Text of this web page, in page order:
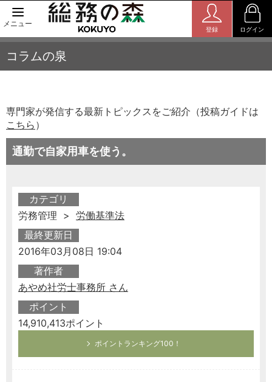
メニュー
登録 ログイン
コラムの泉
専門家が発信する最新トピックスをご紹介（投稿ガイドは
こちら ）
通勤で自家用車を使う。
カテゴリ
労務管理 > 労働基準法
最終更新日
2016年03月08日 19:04
著作者
あやめ社労士事務所 さん
ポイント
14,910,413ポイント
ポイントランキング100！